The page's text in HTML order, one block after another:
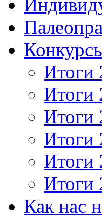
Итоги
Итоги
Итоги
Итоги
Итоги
Итоги
Как нас